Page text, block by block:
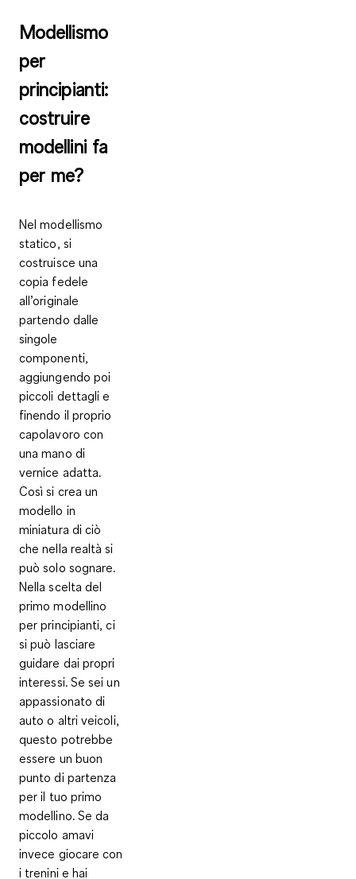
Modellismo
per
principianti:
costruire
modellini fa
per me?
Nel modellismo
statico, si
costruisce una
copia fedele
all’originale
partendo dalle
singole
componenti,
aggiungendo poi
piccoli dettagli e
finendo il proprio
capolavoro con
una mano di
vernice adatta.
Così si crea un
modello in
miniatura di ciò
che nella realtà si
può solo sognare.
Nella scelta del
primo modellino
per principianti, ci
si può lasciare
guidare dai propri
interessi. Se sei un
appassionato di
auto o altri veicoli,
questo potrebbe
essere un buon
punto di partenza
per il tuo primo
modellino. Se da
piccolo amavi
invece giocare con
i trenini e hai